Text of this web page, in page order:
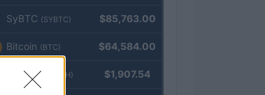
SyBTC (SYBTC) $85,763.00
Bitcoin (BTC) $64,584.00
Ethereum (ETH) $1,907.54